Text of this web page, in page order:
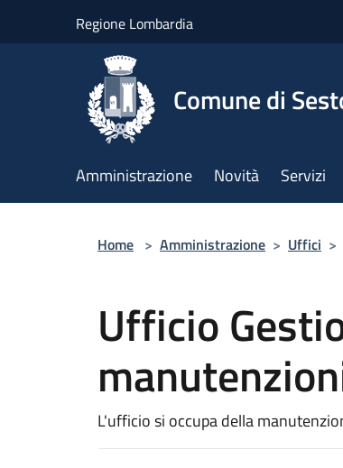
Regione Lombardia
Comune di
Amministrazione Novità Servizi
Home > Amministrazione > Uffici >
Ufficio
L'ufficio si occupa della